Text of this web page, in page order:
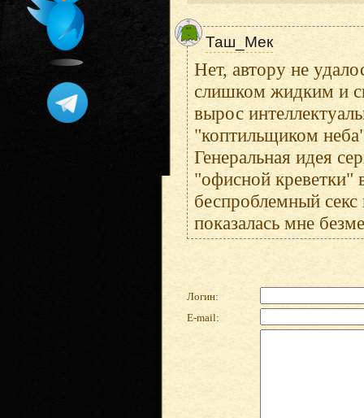
Таш_Мек
Нет, автору не
слишком жидким и
вырос
"коптильщиком
Генеральная идея
"офисной креветки"
беспроблемный секс
показалась мне
Логин:
E-mail: